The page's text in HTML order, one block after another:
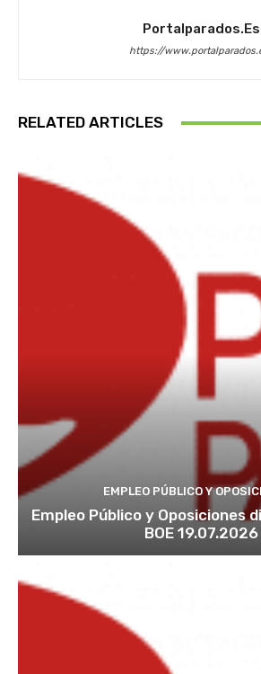
Portalparados.es
https://
RELATED ARTICLES
EMPLEO PÚBLICO Y
Empleo Público y Oposiciones
BOE 19.07.2026